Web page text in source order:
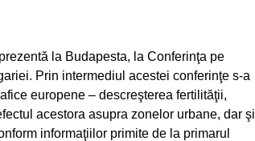
la Budapesta, la Conferinţa pe
Prin intermediul acestei conferinţe s-a
europene – descreşterea fertilităţii,
acestora asupra zonelor urbane, dar şi
informaţiilor primite de la primarul